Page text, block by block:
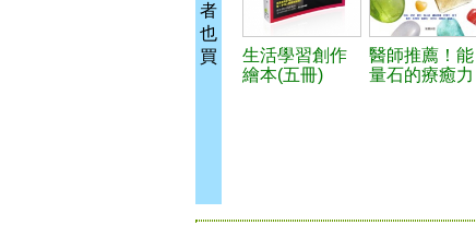
者
也
買
生活學習創作
繪本(五冊)
醫師推薦！能
量石的療癒力